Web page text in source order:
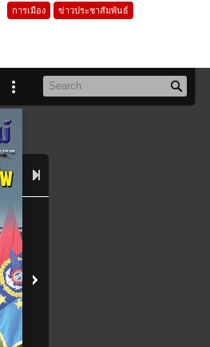
การเมือง ข่าวประชาสัมพันธ์